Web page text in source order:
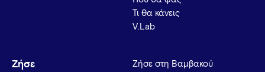
Τι θα κάνεις
V.Lab
Ζήσε
Ζήσε στη Βαμβακού